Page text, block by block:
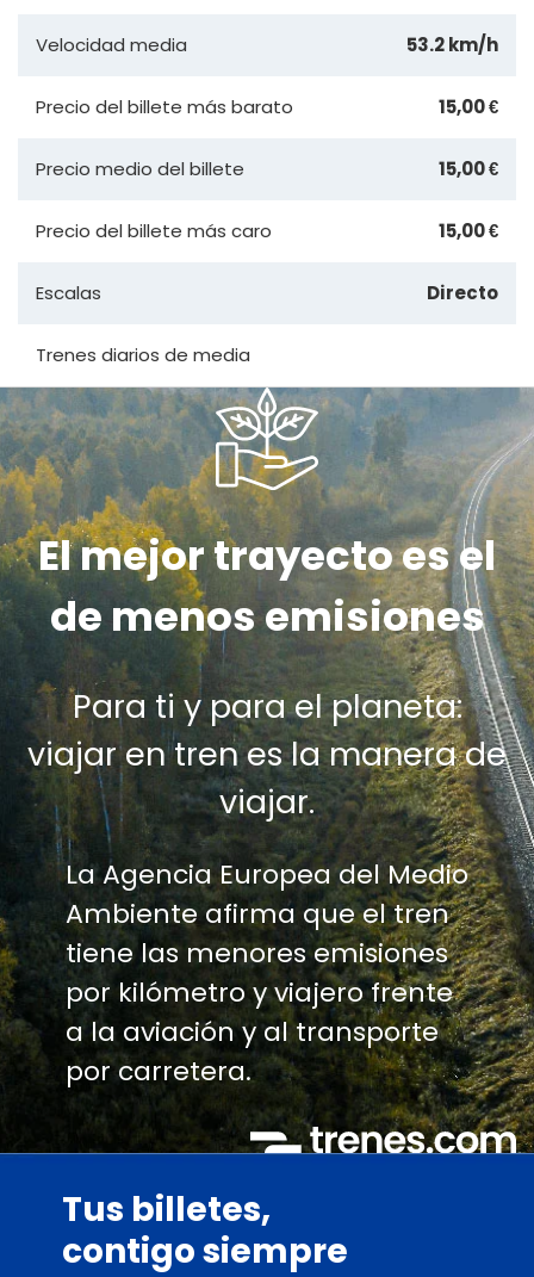
Velocidad media 53.2 km/h
Precio del billete más barato 15,00 €
Precio medio del billete 15,00 €
Precio del billete más caro 15,00 €
Escalas Directo
Trenes diarios de media
El mejor trayecto es el
de menos emisiones
Para ti y para el planeta:
viajar en tren es la manera de
viajar.
La Agencia Europea del Medio
Ambiente afirma que el tren
tiene las menores emisiones
por kilómetro y viajero frente
a la aviación y al transporte
por carretera.
Tus billetes,
contigo siempre